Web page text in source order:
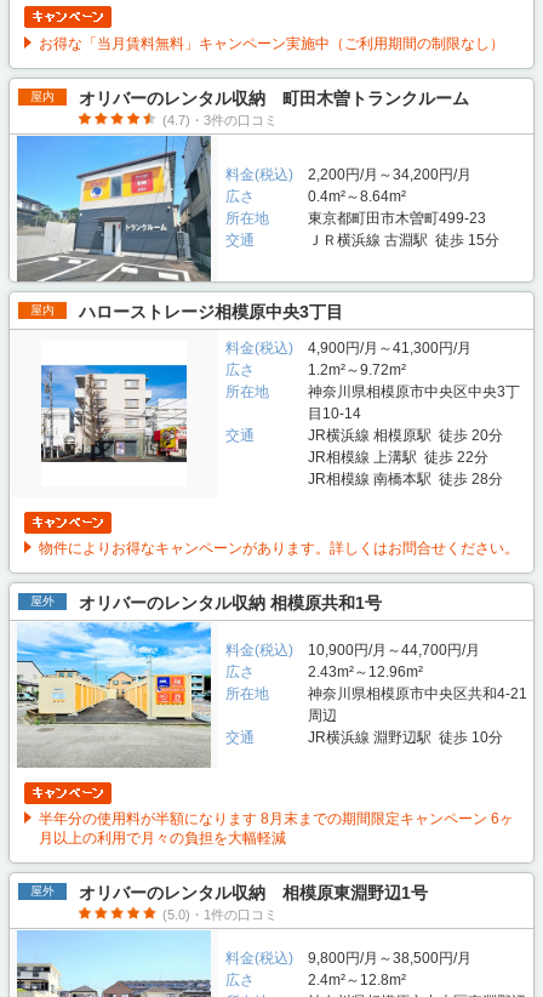
お得な「当月賃料無料」キャンペーン実施中（ご利用期間の制限なし）
屋内 オリバーのレンタル収納 町田木曽トランクルーム
(4.7)・3件の口コミ
料金(税込)
2,200円/月～34,200円/月
広さ
0.4m²～8.64m²
所在地
東京都町田市木曽町499-23
交通
ＪＲ横浜線 古淵駅 徒歩 15分
屋内 ハローストレージ相模原中央3丁目
料金(税込)
4,900円/月～41,300円/月
広さ
1.2m²～9.72m²
所在地
神奈川県相模原市中央区中央3丁
目10-14
交通
JR横浜線 相模原駅 徒歩 20分
JR相模線 上溝駅 徒歩 22分
JR相模線 南橋本駅 徒歩 28分
物件によりお得なキャンペーンがあります。詳しくはお問合せください。
屋外 オリバーのレンタル収納 相模原共和1号
料金(税込)
10,900円/月～44,700円/月
広さ
2.43m²～12.96m²
所在地
神奈川県相模原市中央区共和4-21
周辺
交通
JR横浜線 淵野辺駅 徒歩 10分
半年分の使用料が半額になります 8月末までの期間限定キャンペーン 6ヶ
月以上の利用で月々の負担を大幅軽減
屋外 オリバーのレンタル収納 相模原東淵野辺1号
(5.0)・1件の口コミ
料金(税込)
9,800円/月～38,500円/月
広さ
2.4m²～12.8m²